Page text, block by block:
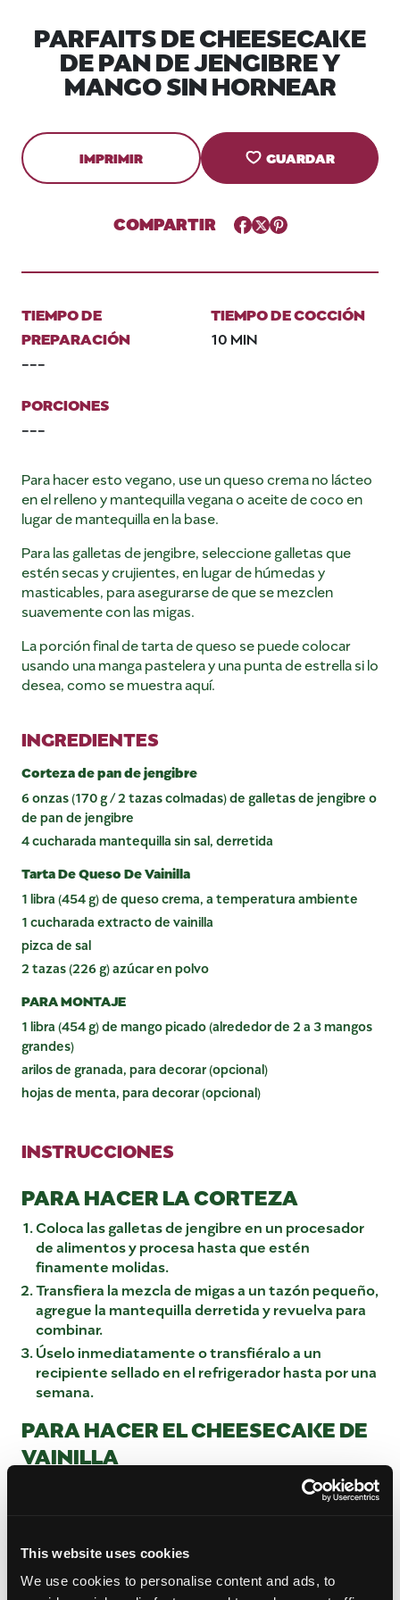
This website uses cookies
We use cookies to personalise content and ads, to
PARFAITS DE CHEESECAKE
DE PAN DE JENGIBRE Y
MANGO SIN HORNEAR
IMPRIMIR GUARDAR
COMPARTIR Facebook
TwitterPinterest
TIEMPO DE
PREPARACIÓN
---
TIEMPO DE COCCIÓN
10 MIN
PORCIONES
---
Para hacer esto vegano, use un queso crema no lácteo
en el relleno y mantequilla vegana o aceite de coco en
lugar de mantequilla en la base.
Para las galletas de jengibre, seleccione galletas que
estén secas y crujientes, en lugar de húmedas y
masticables, para asegurarse de que se mezclen
suavemente con las migas.
La porción final de tarta de queso se puede colocar
usando una manga pastelera y una punta de estrella si lo
desea, como se muestra aquí.
INGREDIENTES
Corteza de pan de jengibre
6 onzas (170 g / 2 tazas colmadas) de galletas de jengibre o
de pan de jengibre
4 cucharada mantequilla sin sal, derretida
Tarta De Queso De Vainilla
1 libra (454 g) de queso crema, a temperatura ambiente
1 cucharada extracto de vainilla
pizca de sal
2 tazas (226 g) azúcar en polvo
PARA MONTAJE
1 libra (454 g) de mango picado (alrededor de 2 a 3 mangos
grandes)
arilos de granada, para decorar (opcional)
hojas de menta, para decorar (opcional)
INSTRUCCIONES
PARA HACER LA CORTEZA
Coloca las galletas de jengibre en un procesador
de alimentos y procesa hasta que estén
finamente molidas.
Transfiera la mezcla de migas a un tazón pequeño,
agregue la mantequilla derretida y revuelva para
combinar.
Úselo inmediatamente o transfiéralo a un
recipiente sellado en el refrigerador hasta por una
semana.
PARA HACER EL CHEESECAKE DE
VAINILLA
Coloca el queso crema en un tazón grande para
esponjoso.
Agregue la vainilla y la sal, luego bata hasta que
quede suave.